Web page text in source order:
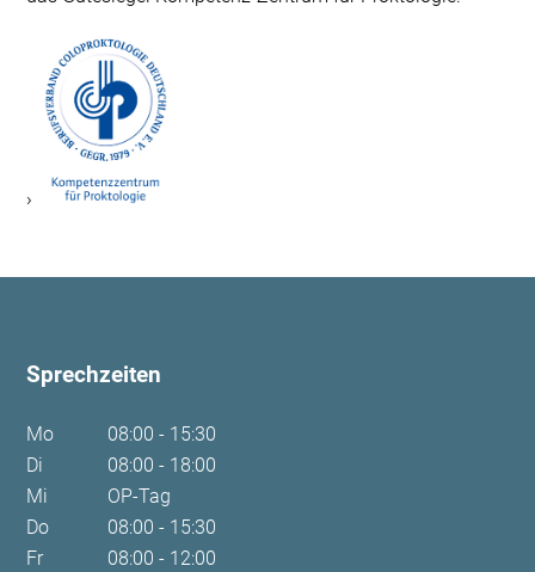
Sprechzeiten
Mo
08:00 - 15:30
Di
08:00 - 18:00
Mi
OP-Tag
Do
08:00 - 15:30
Fr
08:00 - 12:00